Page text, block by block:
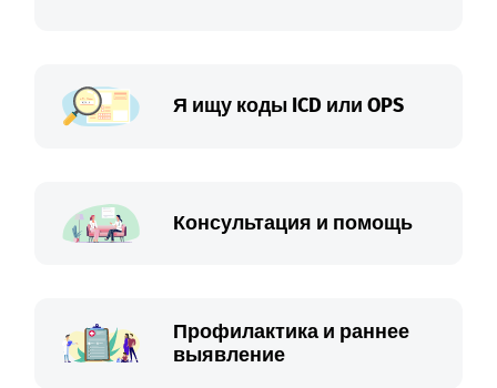
Я ищу коды ICD или OPS
Консультация и помощь
Профилактика и раннее
выявление